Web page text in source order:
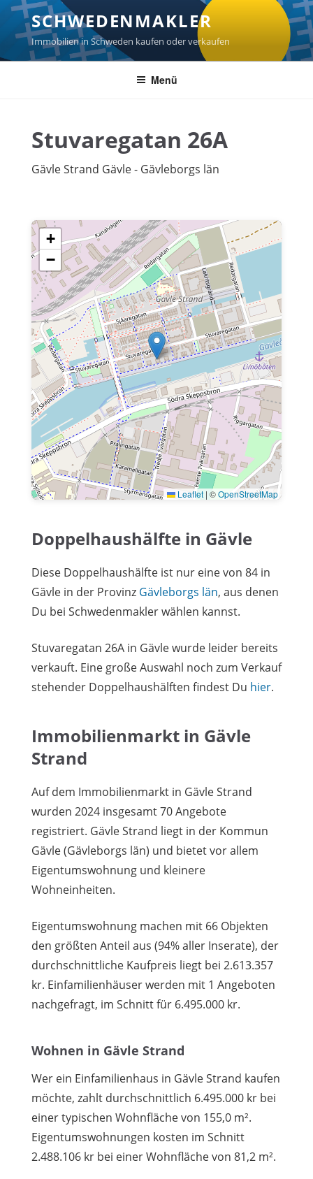
Zum
Inhalt
springen
SCHWEDENMAKLER
Immobilien in Schweden kaufen oder verkaufen
Menü
Stuvaregatan 26A
Gävle Strand Gävle - Gävleborgs län
+
−
Leaflet | ©OpenStreetMap
Doppelhaushälfte in Gävle
Diese Doppelhaushälfte ist nur eine von 84 in
Gävle in der Provinz Gävleborgs län, aus denen
Du bei Schwedenmakler wählen kannst.
Stuvaregatan 26A in Gävle wurde leider bereits
verkauft. Eine große Auswahl noch zum Verkauf
stehender Doppelhaushälften findest Du hier.
Immobilienmarkt in Gävle
Strand
Auf dem Immobilienmarkt in Gävle Strand
wurden 2024 insgesamt 70 Angebote
registriert. Gävle Strand liegt in der Kommun
Gävle (Gävleborgs län) und bietet vor allem
Eigentumswohnung und kleinere
Wohneinheiten.
Eigentumswohnung machen mit 66 Objekten
den größten Anteil aus (94% aller Inserate), der
durchschnittliche Kaufpreis liegt bei 2.613.357
kr. Einfamilienhäuser werden mit 1 Angeboten
nachgefragt, im Schnitt für 6.495.000 kr.
Wohnen in Gävle Strand
Wer ein Einfamilienhaus in Gävle Strand kaufen
möchte, zahlt durchschnittlich 6.495.000 kr bei
einer typischen Wohnfläche von 155,0 m².
Eigentumswohnungen kosten im Schnitt
2.488.106 kr bei einer Wohnfläche von 81,2 m².